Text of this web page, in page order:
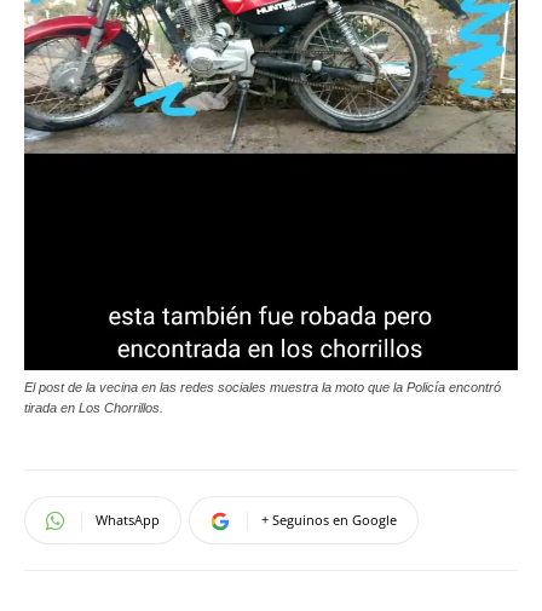
El post de la vecina en las redes sociales muestra la moto que la Policía encontró
tirada en Los Chorrillos.
WhatsApp + Seguinos en Google